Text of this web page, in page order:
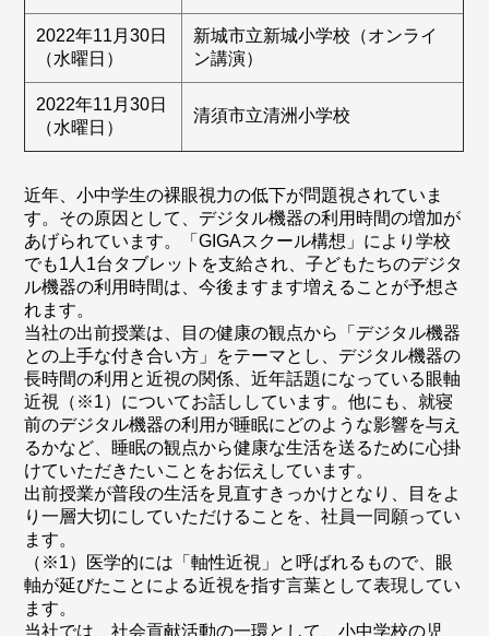
2022年11月30日
（水曜日）
新城市立新城小学校（オンライ
ン講演）
2022年11月30日
（水曜日）
清須市立清洲小学校
近年、小中学生の裸眼視力の低下が問題視されていま
す。その原因として、デジタル機器の利用時間の増加が
あげられています。「GIGAスクール構想」により学校
でも1人1台タブレットを支給され、子どもたちのデジタ
ル機器の利用時間は、今後ますます増えることが予想さ
れます。
当社の出前授業は、目の健康の観点から「デジタル機器
との上手な付き合い方」をテーマとし、デジタル機器の
長時間の利用と近視の関係、近年話題になっている眼軸
近視（※1）についてお話ししています。他にも、就寝
前のデジタル機器の利用が睡眠にどのような影響を与え
るかなど、睡眠の観点から健康な生活を送るために心掛
けていただきたいことをお伝えしています。
出前授業が普段の生活を見直すきっかけとなり、目をよ
り一層大切にしていただけることを、社員一同願ってい
ます。
（※1）医学的には「軸性近視」と呼ばれるもので、眼
軸が延びたことによる近視を指す言葉として表現してい
ます。
当社では、社会貢献活動の一環として、小中学校の児